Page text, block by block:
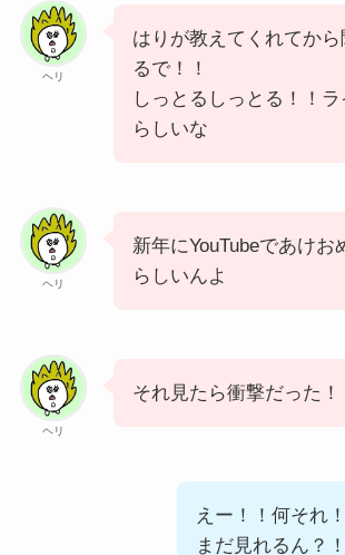
ヘリ
はりが教えてくれてか
るで！！
しっとるしっとる！！ラ
らしいな
ヘリ
新年にYouTubeであけお
らしいんよ
ヘリ
それ見たら衝撃だった！
えー！！何それ
まだ見れるん？！